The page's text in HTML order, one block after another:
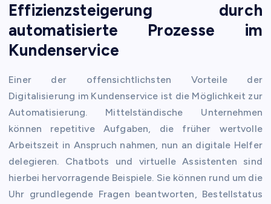
Effizienzsteigerung durch
automatisierte Prozesse im
Kundenservice
Einer der offensichtlichsten Vorteile der
Digitalisierung im Kundenservice ist die Möglichkeit zur
Automatisierung. Mittelständische Unternehmen
können repetitive Aufgaben, die früher wertvolle
Arbeitszeit in Anspruch nahmen, nun an digitale Helfer
delegieren. Chatbots und virtuelle Assistenten sind
hierbei hervorragende Beispiele. Sie können rund um die
Uhr grundlegende Fragen beantworten, Bestellstatus